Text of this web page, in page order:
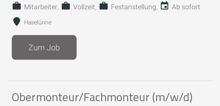
Mitarbeiter Vollzeit Festanstellung Ab sofort
Haselünne
Zum Job
Obermonteur/Fachmonteur (m/w/d)